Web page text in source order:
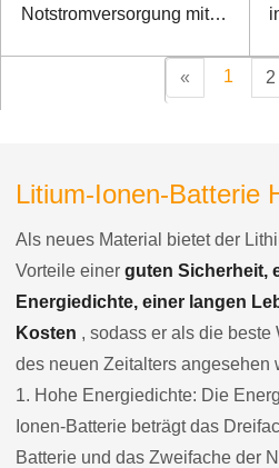
Notstromversorgung mit
« 1 2
Litium-Ionen-Batterie
Als neues Material bietet der
Vorteile einer guten Sicherheit,
Energiedichte, einer langen
Kosten , sodass er als die beste
des neuen Zeitalters angesehen
1. Hohe Energiedichte: Die
Ionen-Batterie beträgt das
Batterie und das Zweifache der